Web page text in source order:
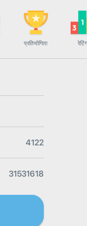
प्रतियोगिता रेटिंग
4122
31531618